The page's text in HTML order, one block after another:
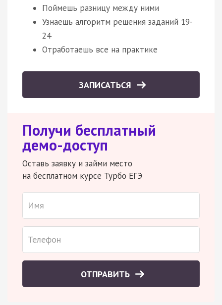
Поймешь разницу между ними
Узнаешь алгоритм решения заданий 19-
24
Отработаешь все на практике
ЗАПИСАТЬСЯ
Получи бесплатный
демо-доступ
Оставь заявку и займи место
на бесплатном курсе Турбо ЕГЭ
ОТПРАВИТЬ